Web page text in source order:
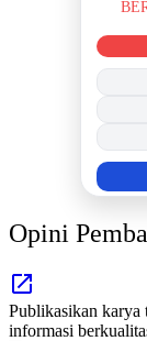
Opini
Publikasikan karya
informasi